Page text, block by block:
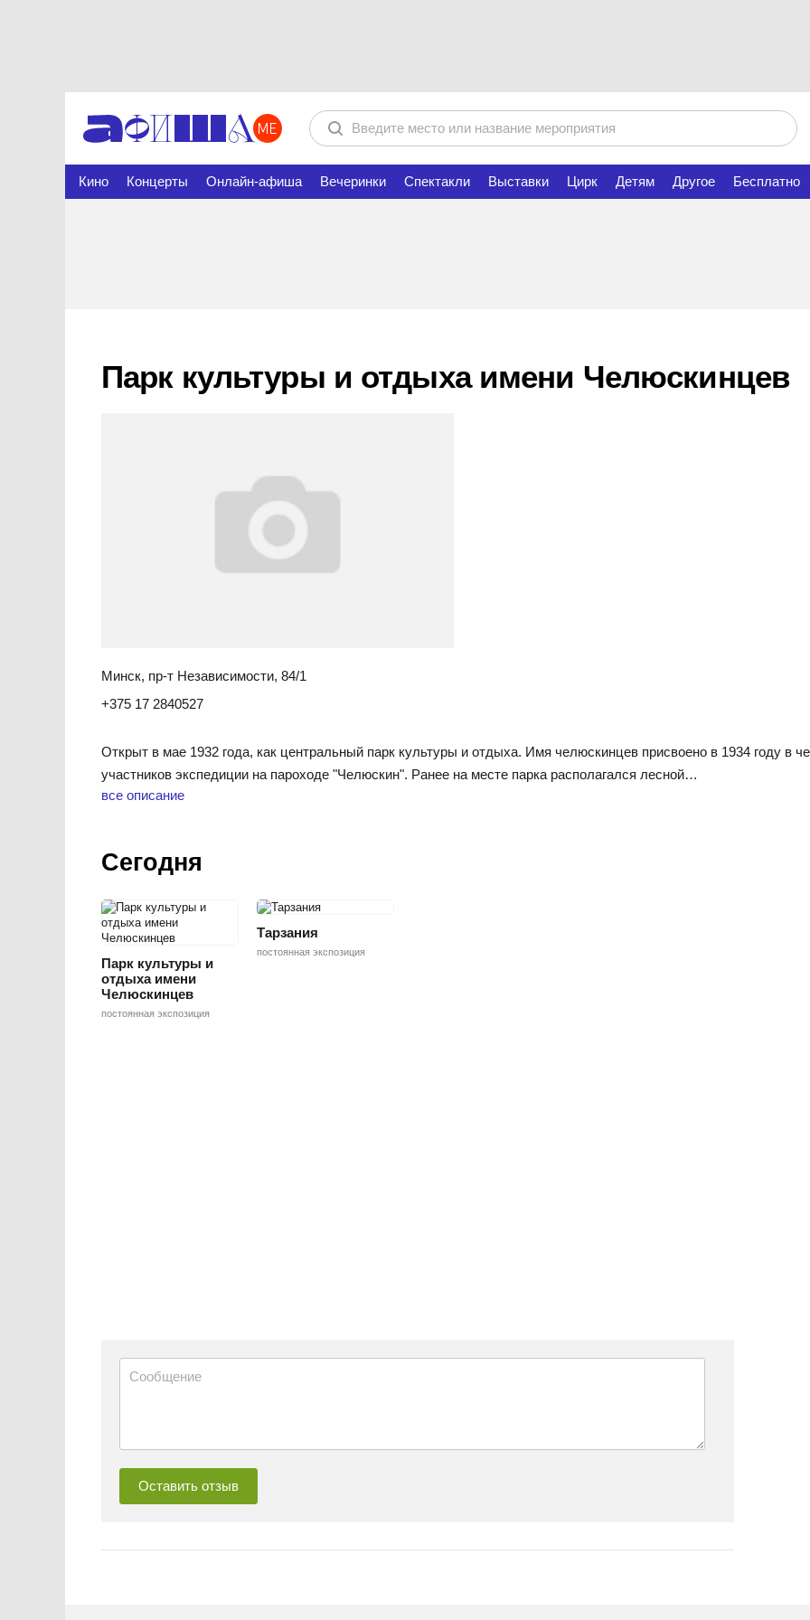
Кино Концерты Онлайн-афиша Вечеринки Спектакли Выставки Цирк Детям Другое Бесплатно
Парк культуры и отдыха имени Челюскинцев
Минск, пр-т Независимости, 84/1
+375 17 2840527
Открыт в мае 1932 года, как центральный парк культуры и отдыха. Имя челюскинцев присвоено в 1934 году в
участников экспедиции на пароходе "Челюскин". Ранее на месте парка располагался лесной…
все описание
Сегодня
Парк культуры и
отдыха имени
Челюскинцев
постоянная экспозиция
Тарзания
постоянная экспозиция